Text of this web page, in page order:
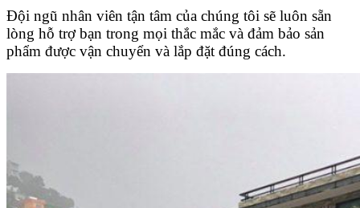
Đội ngũ nhân viên tận tâm của chúng tôi sẽ luôn sẵn
lòng hỗ trợ bạn trong mọi thắc mắc và đảm bảo sản
phẩm được vận chuyển và lắp đặt đúng cách.